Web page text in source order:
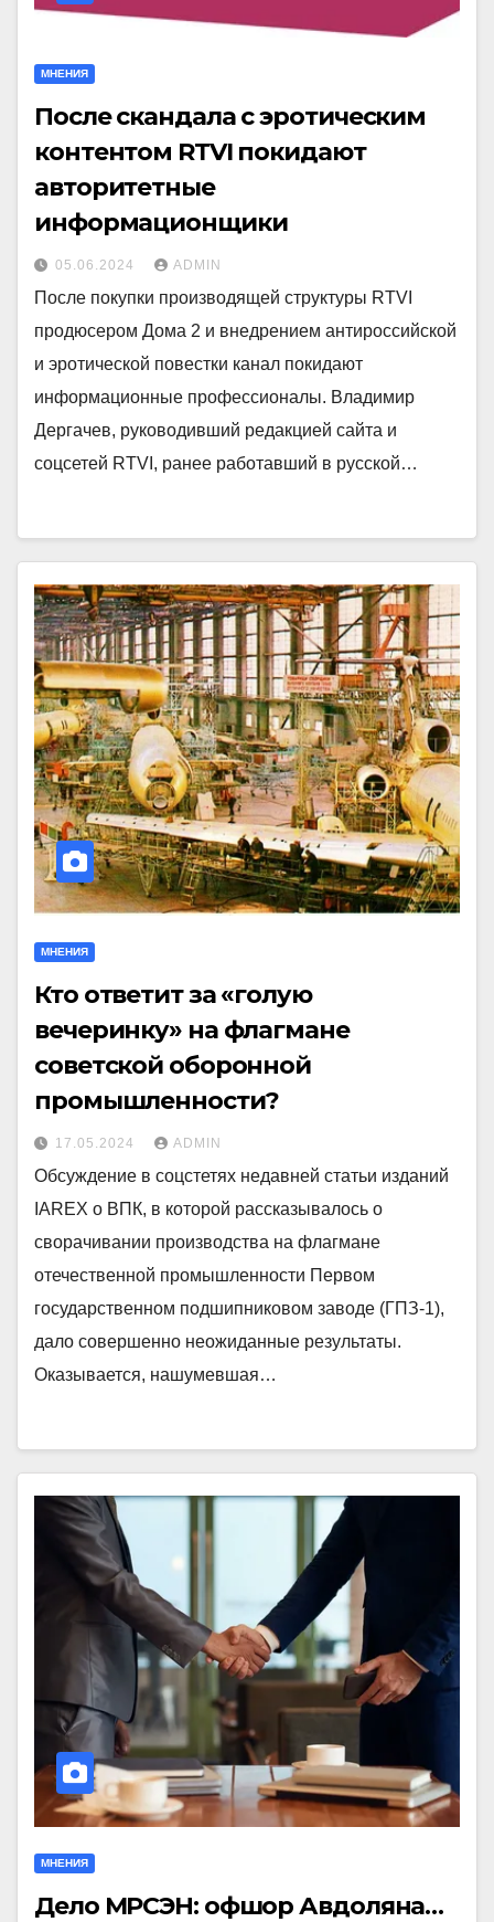
МНЕНИЯ
После скандала с эротическим
контентом RTVI покидают
авторитетные
информационщики
05.06.2024 ADMIN
После покупки производящей структуры RTVI
продюсером Дома 2 и внедрением антироссийской
и эротической повестки канал покидают
информационные профессионалы. Владимир
Дергачев, руководивший редакцией сайта и
соцсетей RTVI, ранее работавший в русской…
МНЕНИЯ
Кто ответит за «голую
вечеринку» на флагмане
советской оборонной
промышленности?
17.05.2024 ADMIN
Обсуждение в соцстетях недавней статьи изданий
IAREX о ВПК, в которой рассказывалось о
сворачивании производства на флагмане
отечественной промышленности Первом
государственном подшипниковом заводе (ГПЗ-1),
дало совершенно неожиданные результаты.
Оказывается, нашумевшая…
МНЕНИЯ
Дело МРСЭН: офшор Авдоляна…